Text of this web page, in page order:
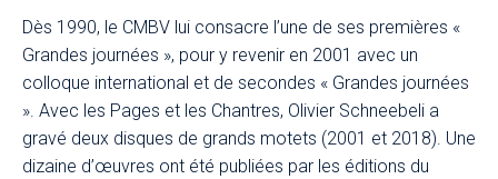
Dès 1990, le CMBV lui consacre l’une de ses premières «
Grandes journées », pour y revenir en 2001 avec un
colloque international et de secondes « Grandes journées
». Avec les Pages et les Chantres, Olivier Schneebeli a
gravé deux disques de grands motets (2001 et 2018). Une
dizaine d’œuvres ont été publiées par les éditions du